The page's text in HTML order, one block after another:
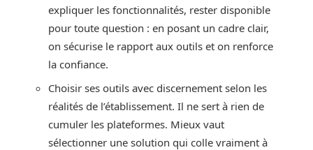
expliquer les fonctionnalités, rester disponible
pour toute question : en posant un cadre clair,
on sécurise le rapport aux outils et on renforce
la confiance.
Choisir ses outils avec discernement selon les
réalités de l’établissement. Il ne sert à rien de
cumuler les plateformes. Mieux vaut
sélectionner une solution qui colle vraiment à